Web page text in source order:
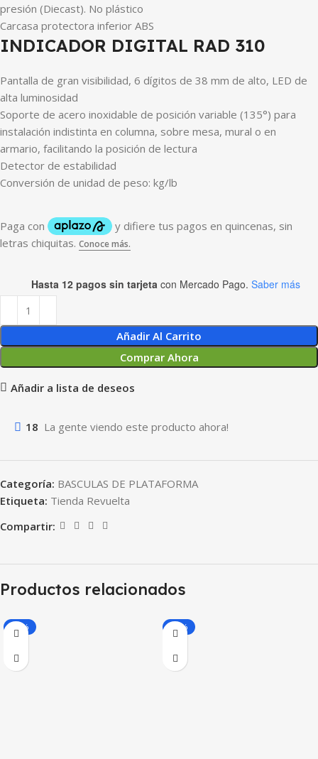
presión (Diecast). No plástico
Carcasa protectora inferior ABS
INDICADOR DIGITAL RAD 310
Pantalla de gran visibilidad, 6 dígitos de 38 mm de alto, LED de
alta luminosidad
Soporte de acero inoxidable de posición variable (135°) para
instalación indistinta en columna, sobre mesa, mural o en
armario, facilitando la posición de lectura
Detector de estabilidad
Conversión de unidad de peso: kg/lb
Hasta 12 pagos sin tarjeta con Mercado Pago. Saber más
Añadir Al Carrito
Comprar Ahora
Añadir a lista de deseos
18 La gente viendo este producto ahora!
Categoría: BASCULAS DE PLATAFORMA
Etiqueta: Tienda Revuelta
Compartir:
Productos relacionados
-30% -10%